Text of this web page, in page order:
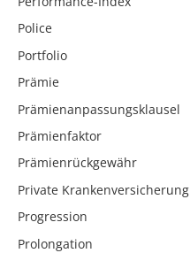
Police
Portfolio
Prämie
Prämienanpassungsklausel
Prämienfaktor
Prämienrückgewähr
Private Krankenversicherung
Progression
Prolongation